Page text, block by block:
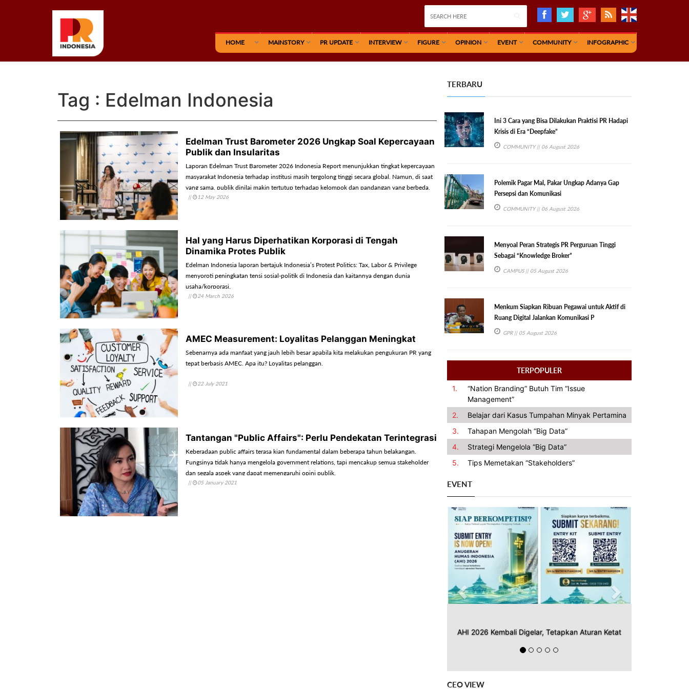
HOME MAINSTORY PR UPDATE INTERVIEW FIGURE OPINION EVENT COMMUNITY INFOGRAPHIC
Tag : Edelman Indonesia
Edelman Trust Barometer 2026 Ungkap Soal Kepercayaan
Publik dan Insularitas
Laporan Edelman Trust Barometer 2026 Indonesia Report menunjukkan tingkat kepercayaan
masyarakat Indonesia terhadap institusi masih tergolong tinggi secara global. Namun, di saat
yang sama, publik dinilai makin tertutup terhadap kelompok dan pandangan yang berbeda.
Hal ini memunculkan tantangan baru bagi komunikasi publik dan strategi PR organisasi.
|| 12 May 2026
Hal yang Harus Diperhatikan Korporasi di Tengah
Dinamika Protes Publik
Edelman Indonesia laporan bertajuk Indonesia’s Protest Politics: Tax, Labor & Privilege
menyoroti peningkatan tensi sosial-politik di Indonesia dan kaitannya dengan dunia
usaha/korporasi.
|| 24 March 2026
AMEC Measurement: Loyalitas Pelanggan Meningkat
Sebenarnya ada manfaat yang jauh lebih besar apabila kita melakukan pengukuran PR yang
tepat berbasis AMEC. Apa itu? Loyalitas pelanggan.
|| 22 July 2021
Tantangan "Public Affairs": Perlu Pendekatan Terintegrasi
Keberadaan public affairs terasa kian fundamental dalam beberapa tahun belakangan.
Fungsinya tidak hanya mengelola government relations, tapi mencakup semua stakeholder
dan segala aspek yang dapat memengaruhi opini publik.
|| 05 January 2021
TERBARU
Ini 3 Cara yang Bisa Dilakukan Praktisi PR Hadapi
Krisis di Era “Deepfake”
COMMUNITY|| 06 August 2026
Polemik Pagar Mal, Pakar Ungkap Adanya Gap
Persepsi dan Komunikasi
COMMUNITY|| 06 August 2026
Menyoal Peran Strategis PR Perguruan Tinggi
Sebagai “Knowledge Broker”
CAMPUS|| 05 August 2026
Menkum Siapkan Ribuan Pegawai untuk Aktif di
Ruang Digital Jalankan Komunikasi P
GPR|| 05 August 2026
TERPOPULER
1.
“Nation Branding” Butuh Tim “Issue
Management”
2.
Belajar dari Kasus Tumpahan Minyak Pertamina
3.
Tahapan Mengolah “Big Data”
4.
Strategi Mengelola “Big Data”
5.
Tips Memetakan “Stakeholders”
EVENT
AHI 2026 Kembali Digelar, Tetapkan Aturan Ketat
Previous Next
CEO VIEW